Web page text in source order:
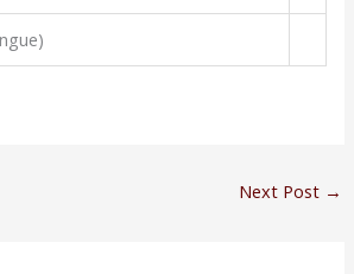
Next Post →